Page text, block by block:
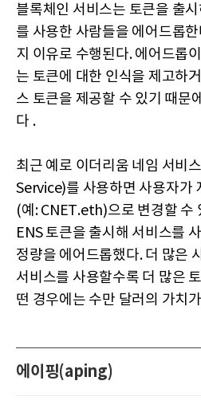
블록체인 서비스는 토큰을 출
를 사용한 사람들을 에어드롭
지 이유로 수행된다. 에어드롭
는 토큰에 대한 인식을 제고하
스 토큰을 제공할 수 있기 때문
다 .
최근 예로 이더리움 네임 서
Service)를 사용하면 사용자가
(예: CNET.eth)으로 변경할 수
ENS 토큰을 출시해 서비스를
정량을 에어드롭했다. 더 많은
서비스를 사용할수록 더 많은
떤 경우에는 수만 달러의 가치
에이핑(aping)